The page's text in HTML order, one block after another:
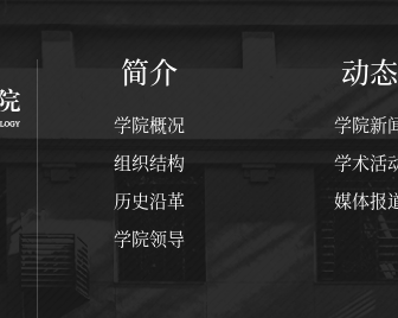
简介
学院概况
组织结构
历史沿革
学院领导
动态
学院新
学术活
媒体报